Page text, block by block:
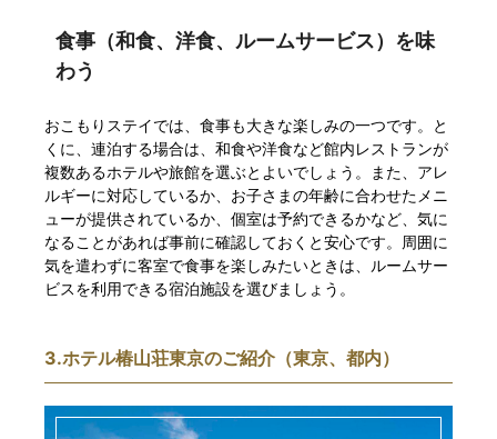
食事（和食、洋食、ルームサービス）を味
わう
おこもりステイでは、食事も大きな楽しみの一つです。と
くに、連泊する場合は、和食や洋食など館内レストランが
複数あるホテルや旅館を選ぶとよいでしょう。また、アレ
ルギーに対応しているか、お子さまの年齢に合わせたメニ
ューが提供されているか、個室は予約できるかなど、気に
なることがあれば事前に確認しておくと安心です。周囲に
気を遣わずに客室で食事を楽しみたいときは、ルームサー
ビスを利用できる宿泊施設を選びましょう。
3.ホテル椿山荘東京のご紹介（東京、都内）